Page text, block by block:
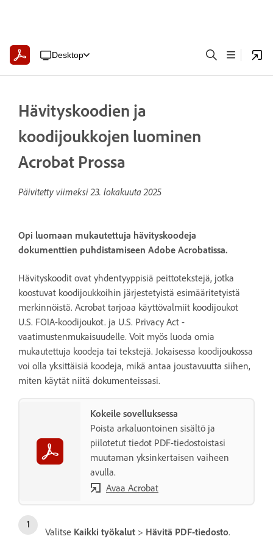
Desktop
Hävityskoodien ja
koodijoukkojen luominen
Acrobat Prossa
Päivitetty viimeksi23. lokakuuta 2025
Opi luomaan mukautettuja hävityskoodeja
dokumenttien puhdistamiseen Adobe Acrobatissa.
Hävityskoodit ovat yhdentyyppisiä peittotekstejä, jotka
koostuvat koodijoukkoihin järjestetyistä esimääritetyistä
merkinnöistä. Acrobat tarjoaa käyttövalmiit koodijoukot
U.S. FOIA-koodijoukot. ja U.S. Privacy Act -
vaatimustenmukaisuudelle. Voit myös luoda omia
mukautettuja koodeja tai tekstejä. Jokaisessa koodijoukossa
voi olla yksittäisiä koodeja, mikä antaa joustavuutta siihen,
miten käytät niitä dokumenteissasi.
Kokeile sovelluksessa
Poista arkaluontoinen sisältö ja
piilotetut tiedot PDF-tiedostoistasi
muutaman yksinkertaisen vaiheen
avulla.
Avaa Acrobat
Valitse Kaikki työkalut > Hävitä PDF-tiedosto.